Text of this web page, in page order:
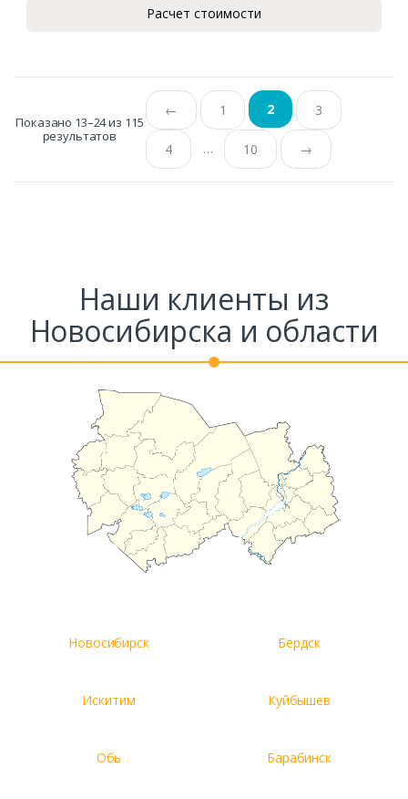
Расчет стоимости
Показано 13–24 из 115
результатов
← 1 2 3
4 … 10 →
Наши клиенты из
Новосибирска и области
Новосибирск Бердск
Искитим Куйбышев
Обь Барабинск